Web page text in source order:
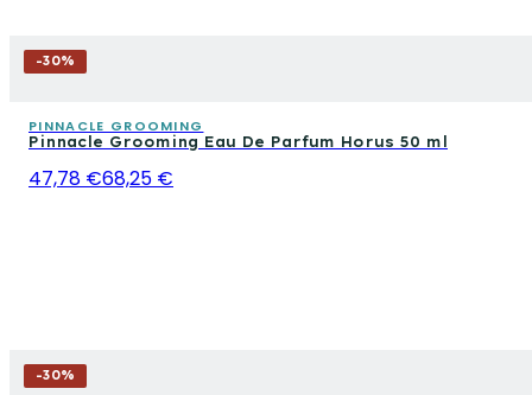
-30%
PINNACLE GROOMING
Pinnacle Grooming Eau De Parfum Horus 50 ml
47,78 €68,25 €
-30%